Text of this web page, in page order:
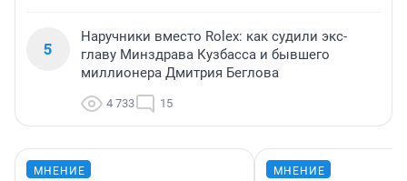
5
Наручники вместо Rolex: как судили экс-
главу Минздрава Кузбасса и бывшего
миллионера Дмитрия Беглова
4 733 15
МНЕНИЕ МНЕНИЕ